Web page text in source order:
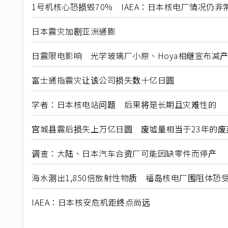
1号机核心恐损毁70% IAEA：日本核电厂情况仍非
日本震灾加剧亚洲通膨
日震限电影响 光学玻璃厂小原、Hoya相继宣布减产
富士通指震灾让该公司损失数十亿日圆
学者：日本核电站问题 后果将是长期且灾难性的
宫城县震后损失上万亿日圆 废墟量相当于23年的废
调查：大陆、日本汽车合资厂可能因缺零件而停产
海水测出1,850倍放射性物质 福岛核电厂围阻体恐
IAEA：日本核安危机距终点尚远